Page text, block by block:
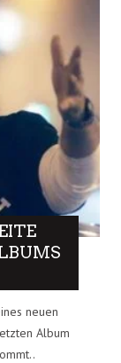
neuen
Album